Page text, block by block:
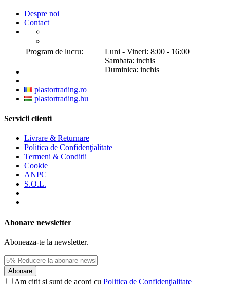
Despre noi
Contact
Program de lucru:
Luni - Vineri: 8:00 - 16:00
Sambata: inchis
Duminica: inchis
plastortrading.ro
plastortrading.hu
Servicii clienti
Livrare & Returnare
Politica de Confidenţialitate
Termeni & Conditii
Cookie
ANPC
S.O.L.
Abonare newsletter
Aboneaza-te la newsletter.
Abonare
Am citit si sunt de acord cu Politica de Confidenţialitate